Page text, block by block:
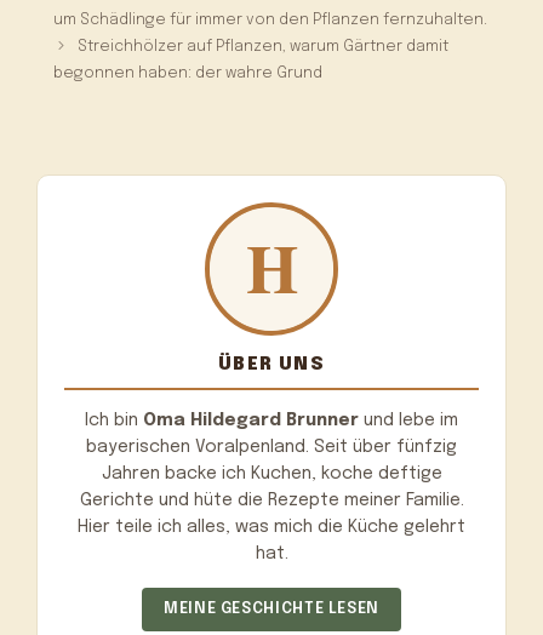
um Schädlinge für immer von den Pflanzen fernzuhalten.
Streichhölzer auf Pflanzen, warum Gärtner damit
begonnen haben: der wahre Grund
ÜBER UNS
Ich bin Oma Hildegard Brunner und lebe im
bayerischen Voralpenland. Seit über fünfzig
Jahren backe ich Kuchen, koche deftige
Gerichte und hüte die Rezepte meiner Familie.
Hier teile ich alles, was mich die Küche gelehrt
hat.
MEINE GESCHICHTE LESEN